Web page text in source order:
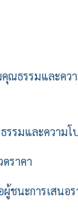
คุณธรรมและคว
รรมและความโ
ราคา
ผู้ชนะการเสนอ